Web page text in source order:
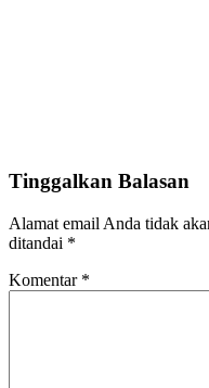
Tinggalkan Balasan
Alamat email Anda tidak
ditandai *
Komentar *